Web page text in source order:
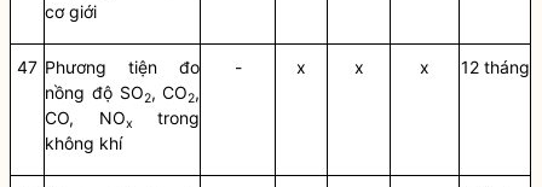
cơ giới
47 Phương tiện đo
nồng độ SO2, CO2,
CO, NOx
trong
không khí
- x x x 12 tháng